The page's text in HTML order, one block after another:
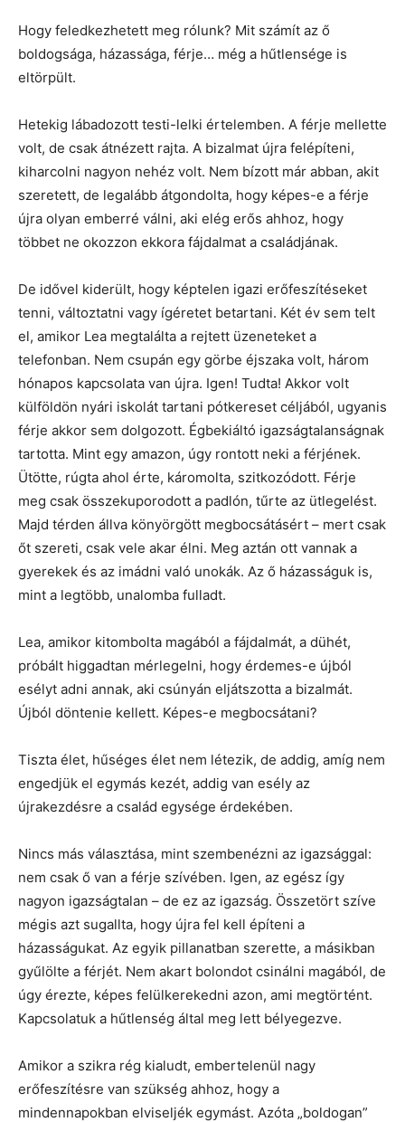
Hogy feledkezhetett meg rólunk? Mit számít az ő
boldogsága, házassága, férje… még a hűtlensége is
eltörpült.
Hetekig lábadozott testi-lelki értelemben. A férje mellette
volt, de csak átnézett rajta. A bizalmat újra felépíteni,
kiharcolni nagyon nehéz volt. Nem bízott már abban, akit
szeretett, de legalább átgondolta, hogy képes-e a férje
újra olyan emberré válni, aki elég erős ahhoz, hogy
többet ne okozzon ekkora fájdalmat a családjának.
De idővel kiderült, hogy képtelen igazi erőfeszítéseket
tenni, változtatni vagy ígéretet betartani. Két év sem telt
el, amikor Lea megtalálta a rejtett üzeneteket a
telefonban. Nem csupán egy görbe éjszaka volt, három
hónapos kapcsolata van újra. Igen! Tudta! Akkor volt
külföldön nyári iskolát tartani pótkereset céljából, ugyanis
férje akkor sem dolgozott. Égbekiáltó igazságtalanságnak
tartotta. Mint egy amazon, úgy rontott neki a férjének.
Ütötte, rúgta ahol érte, káromolta, szitkozódott. Férje
meg csak összekuporodott a padlón, tűrte az ütlegelést.
Majd térden állva könyörgött megbocsátásért – mert csak
őt szereti, csak vele akar élni. Meg aztán ott vannak a
gyerekek és az imádni való unokák. Az ő házasságuk is,
mint a legtöbb, unalomba fulladt.
Lea, amikor kitombolta magából a fájdalmát, a dühét,
próbált higgadtan mérlegelni, hogy érdemes-e újból
esélyt adni annak, aki csúnyán eljátszotta a bizalmát.
Újból döntenie kellett. Képes-e megbocsátani?
Tiszta élet, hűséges élet nem létezik, de addig, amíg nem
engedjük el egymás kezét, addig van esély az
újrakezdésre a család egysége érdekében.
Nincs más választása, mint szembenézni az igazsággal:
nem csak ő van a férje szívében. Igen, az egész így
nagyon igazságtalan – de ez az igazság. Összetört szíve
mégis azt sugallta, hogy újra fel kell építeni a
házasságukat. Az egyik pillanatban szerette, a másikban
gyűlölte a férjét. Nem akart bolondot csinálni magából, de
úgy érezte, képes felülkerekedni azon, ami megtörtént.
Kapcsolatuk a hűtlenség által meg lett bélyegezve.
Amikor a szikra rég kialudt, embertelenül nagy
erőfeszítésre van szükség ahhoz, hogy a
mindennapokban elviseljék egymást. Azóta „boldogan”